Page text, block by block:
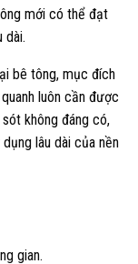
mới có thể đạt
dài.
bê tông, mục đích
luôn cần được
không đáng có,
lâu dài của nền
gian.